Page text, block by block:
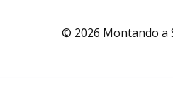
© 2026 Montando a